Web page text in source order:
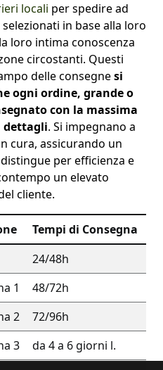
locali per spedire ad
in base alla loro
loro intima conoscenza
circostanti. Questi
delle consegnesi
ogni ordine, grande o
con la massima
dettagli. Si impegnano a
cura, assicurando un
per efficienza e
un elevato
cliente.
Tempi di Consegna
24/48h
1
48/72h
2
72/96h
3
da 4 a 6 giorni l.